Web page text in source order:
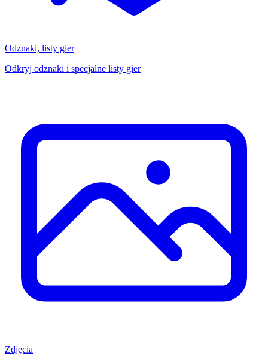
Odznaki, listy gier
Odkryj odznaki i specjalne listy gier
Zdjęcia